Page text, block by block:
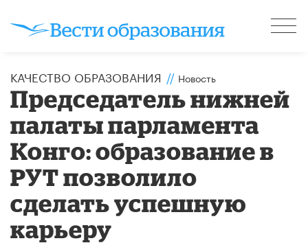
КАЧЕСТВО ОБРАЗОВАНИЯ // Новость
Председатель нижней
палаты парламента
Конго: образование в
РУТ позволило
сделать успешную
карьеру